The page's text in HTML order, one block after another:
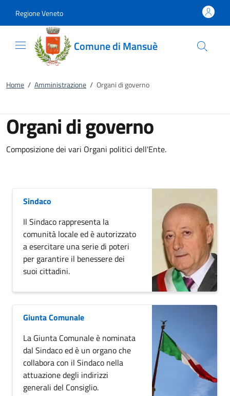
Regione Veneto
Comune di Mansuè
Home / Amministrazione / Organi di governo
Organi di governo
Composizione dei vari Organi politici dell'Ente.
Sindaco
Il Sindaco rappresenta la
comunità locale ed è autorizzato
a esercitare una serie di poteri
per garantire il benessere dei
suoi cittadini.
Giunta Comunale
La Giunta Comunale è nominata
dal Sindaco ed è un organo che
collabora con il Sindaco nella
attuazione degli indirizzi
generali del Consiglio.